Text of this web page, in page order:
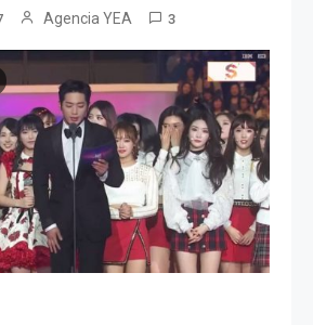
Agencia YEA 3